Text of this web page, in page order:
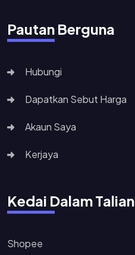
Pautan Berguna
Hubungi
Dapatkan Sebut Harga
Akaun Saya
Kerjaya
Kedai Dalam Talian
Shopee